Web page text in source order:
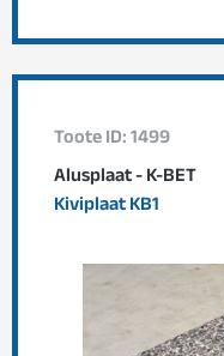
Toote ID: 1499
Alusplaat - K-BET
Kiviplaat KB1